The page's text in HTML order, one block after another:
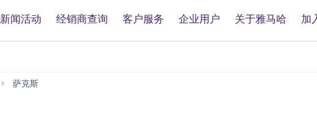
新闻活动 经销商查询 客户服务 企业用户 关于雅马哈 加
萨克斯